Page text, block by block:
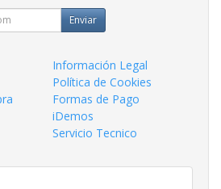
Enviar
Información Legal
Política de Cookies
Formas de Pago
iDemos
Servicio Tecnico